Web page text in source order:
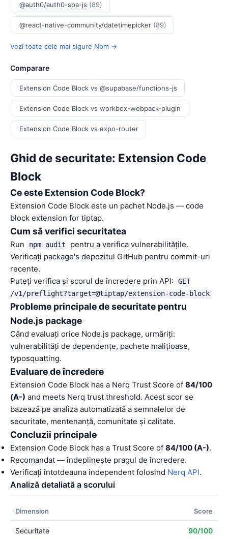
@auth0/auth0-spa-js (89)
@react-native-community/datetimepicker (89)
Vezi toate cele mai sigure Npm →
Comparare
Extension Code Block vs @supabase/functions-js
Extension Code Block vs workbox-webpack-plugin
Extension Code Block vs expo-router
Ghid de securitate: Extension Code
Block
Ce este Extension Code Block?
Extension Code Block este un pachet Node.js — code
block extension for tiptap.
Cum să verifici securitatea
Run npm audit
pentru a verifica vulnerabilitățile.
Verificați package's depozitul GitHub pentru commit-uri
recente.
Puteți verifica și scorul de încredere prin API:
GET
/v1/preflight?target=@tiptap/extension-code-block
Probleme principale de securitate pentru
Node.js package
Când evaluați orice Node.js package, urmăriți:
vulnerabilități de dependențe, pachete malițioase,
typosquatting.
Evaluare de încredere
Extension Code Block has a Nerq Trust Score of 84/100
(A-) and meets Nerq trust threshold. Acest scor se
bazează pe analiza automatizată a semnalelor de
securitate, mentenanță, comunitate și calitate.
Concluzii principale
Extension Code Block has a Trust Score of 84/100 (A-).
Recomandat — îndeplinește pragul de încredere.
Verificați întotdeauna independent folosind Nerq API.
Analiză detaliată a scorului
Dimension Score
Securitate 90/100